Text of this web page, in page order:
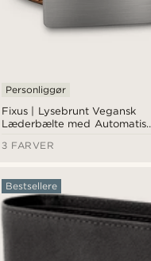
Fixus | Lysebrunt Vegansk
Læderbælte med Automatisk
Personliggør
3 FARVER
Bestsellere